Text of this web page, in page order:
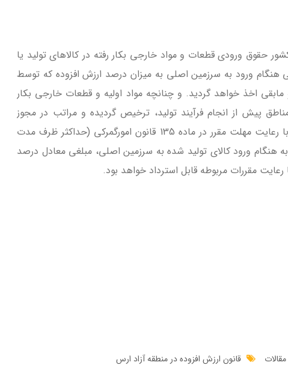
حقوق ورودی قطعات و مواد خارجی بکار رفته در کالاهای تولید یا
ورود به سرزمین اصلی به میزان درصد ارزش افزوده که توسط
اخذ خواهد گردید. و چنانچه مواد اولیه و قطعات خارجی بکار
پیش از انجام فرآیند تولید، ترخیص گردیده و مراتب در مجوز
کمیسیون ارزش افزوده لحاظ گردیده باشد، با رعایت مهلت مقرر در ماده 135 قانون امورگمرکی (حداکثر ظرف مدت
ورود کالای تولید شده به سرزمین اصلی، مبلغی معادل درصد
مقررات مربوطه قابل استرداد خواهد بود.
قانون ارزش افزوده در منطقه آزاد ارس